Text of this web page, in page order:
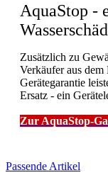
AquaStop -
Zusätzlich zu
Verkäufer aus
Gerätegarantie
Ersatz - ein
Zur AquaStop-
Passende Artikel